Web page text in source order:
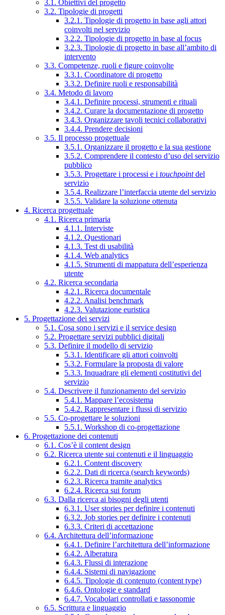
3.1. Obiettivi del progetto
3.2. Tipologie di progetti
3.2.1. Tipologie di progetto in base agli attori
coinvolti nel servizio
3.2.2. Tipologie di progetto in base al focus
3.2.3. Tipologie di progetto in base all’ambito di
intervento
3.3. Competenze, ruoli e figure coinvolte
3.3.1. Coordinatore di progetto
3.3.2. Definire ruoli e responsabilità
3.4. Metodo di lavoro
3.4.1. Definire processi, strumenti e rituali
3.4.2. Curare la documentazione di progetto
3.4.3. Organizzare tavoli tecnici collaborativi
3.4.4. Prendere decisioni
3.5. Il processo progettuale
3.5.1. Organizzare il progetto e la sua gestione
3.5.2. Comprendere il contesto d’uso del servizio
pubblico
3.5.3. Progettare i processi e i touchpointdel
servizio
3.5.4. Realizzare l’interfaccia utente del servizio
3.5.5. Validare la soluzione ottenuta
4. Ricerca progettuale
4.1. Ricerca primaria
4.1.1. Interviste
4.1.2. Questionari
4.1.3. Test di usabilità
4.1.4. Web analytics
4.1.5. Strumenti di mappatura dell’esperienza
utente
4.2. Ricerca secondaria
4.2.1. Ricerca documentale
4.2.2. Analisi benchmark
4.2.3. Valutazione euristica
5. Progettazione dei servizi
5.1. Cosa sono i servizi e il service design
5.2. Progettare servizi pubblici digitali
5.3. Definire il modello di servizio
5.3.1. Identificare gli attori coinvolti
5.3.2. Formulare la proposta di valore
5.3.3. Inquadrare gli elementi costitutivi del
servizio
5.4. Descrivere il funzionamento del servizio
5.4.1. Mappare l’ecosistema
5.4.2. Rappresentare i flussi di servizio
5.5. Co-progettare le soluzioni
5.5.1. Workshop di co-progettazione
6. Progettazione dei contenuti
6.1. Cos’è il content design
6.2. Ricerca utente sui contenuti e il linguaggio
6.2.1. Content discovery
6.2.2. Dati di ricerca (search keywords)
6.2.3. Ricerca tramite analytics
6.2.4. Ricerca sui forum
6.3. Dalla ricerca ai bisogni degli utenti
6.3.1. User stories per definire i contenuti
6.3.2. Job stories per definire i contenuti
6.3.3. Criteri di accettazione
6.4. Architettura dell’informazione
6.4.1. Definire l’architettura dell’informazione
6.4.2. Alberatura
6.4.3. Flussi di interazione
6.4.4. Sistemi di navigazione
6.4.5. Tipologie di contenuto (content type)
6.4.6. Ontologie e standard
6.4.7. Vocabolari controllati e tassonomie
6.5. Scrittura e linguaggio